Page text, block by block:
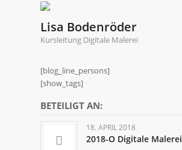
Lisa Bodenröder
Kursleitung Digitale Malerei
[blog_line_persons]
[show_tags]
BETEILIGT AN:
18. APRIL 2018
2018-O Digitale Malerei